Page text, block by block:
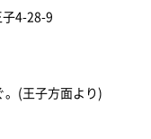
4-28-9
。(王子方面より)